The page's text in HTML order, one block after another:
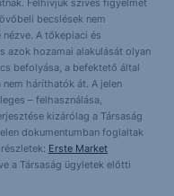
Felhívjuk szíves figyelmét
becslések nem
A tőkepiaci és
azok hozamai alakulását olyan
befolyása, a befektető által
háríthatók át. A jelen
– felhasználása,
kizárólag a Társaság
dokumentumban foglaltak
Erste Market
a Társaság ügyletek előtti